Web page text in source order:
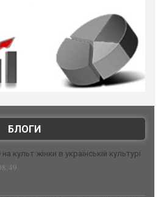
БЛОГИ
культ жінки в українській культурі